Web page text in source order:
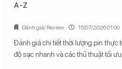
A-Z
Đánh giá chi tiết thời lượng pin thực
độ sạc nhanh và các thủ thuật tối
Đánh giá/ Review 15/07/2026 01:00